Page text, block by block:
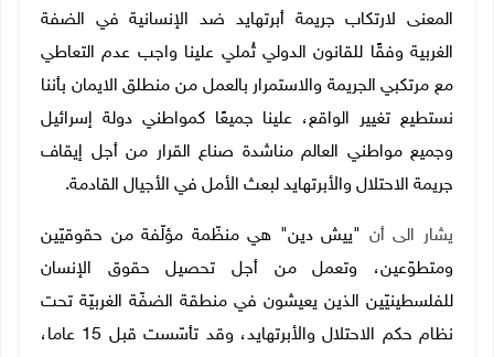
المعنى لارتكاب جريمة أبرتهايد ضد الإنسانية في الضفة
الغربية وفقًا للقانون الدولي تُملي علينا واجب عدم التعاطي
مع مرتكبي الجريمة والاستمرار بالعمل من منطلق الايمان بأننا
نستطيع تغيير الواقع، علينا جميعًا كمواطني دولة إسرائيل
وجميع مواطني العالم مناشدة صناع القرار من أجل إيقاف
جريمة الاحتلال والأبرتهايد لبعث الأمل في الأجيال القادمة.
يشار الى أن "ييش دين" هي منظّمة مؤلّفة من حقوقيّين
ومتطوّعين، وتعمل من أجل تحصيل حقوق الإنسان
للفلسطينيّين الذين يعيشون في منطقة الضفّة الغربيّة تحت
نظام حكم الاحتلال والأبرتهايد، وقد تأسّست قبل 15 عاما،